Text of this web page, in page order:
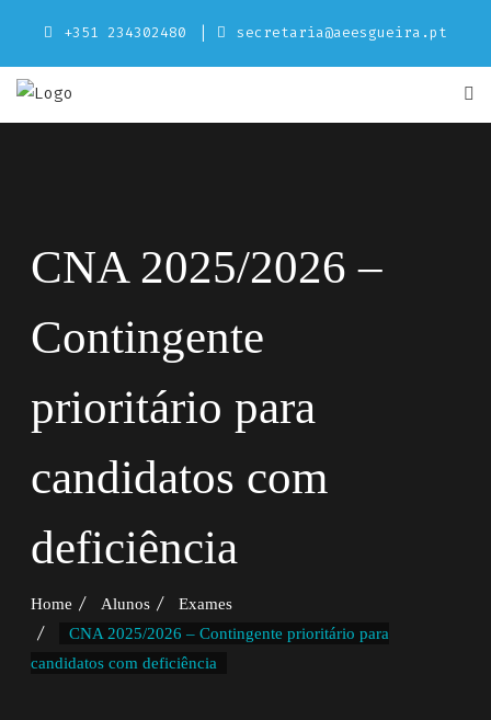
content
+351 234302480 secretaria@aeesgueira.pt
CNA 2025/2026 –
Contingente
prioritário para
candidatos com
deficiência
Home Alunos
Exames
CNA 2025/2026 – Contingente prioritário para
candidatos com deficiência